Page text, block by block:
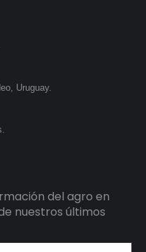
Uruguay.
del agro en
nuestros últimos